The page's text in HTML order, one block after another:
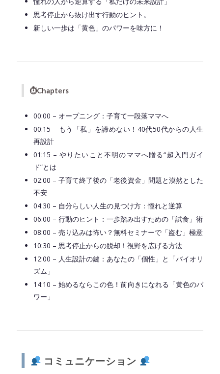
思考停止から抜け出す行動のヒント。
新しい一歩は「黄色」のパワーを味方に！
⏱Chapters
00:00 – オープニング：子育て一段落ママへ
00:15 – もう「私」を諦めない！40代50代からの人生
再設計
01:15 – やりたいこと不明のママへ贈る“超入門ガイ
ド”とは
02:00 – 子育て終了後の「老後資金」問題と漠然とした
不安
04:30 – 自分らしい人生の見つけ方：憧れと逆算
06:00 – 行動のヒント：一歩踏み出すための「試食」術
08:00 – 売り込みは怖い？無料セミナーで「盗む」極意
10:30 – 思考停止からの脱却！視野を広げる方法
12:00 – 人生設計の鍵：あなたの「個性」と「バイオリ
ズム」
14:10 – 始めるならこの色！前向きになれる「黄色のパ
ワー」
コミュニケーション